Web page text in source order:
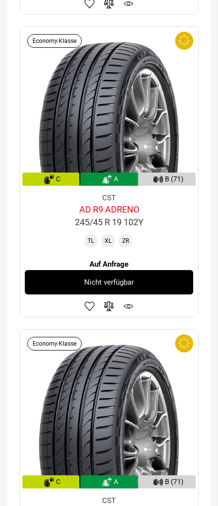
Economy-Klasse
C A B (71)
CST
AD R9 ADRENO
245/45 R 19 102Y
TL XL ZR
Auf Anfrage
Nicht verfügbar
Economy-Klasse
C A B (71)
CST